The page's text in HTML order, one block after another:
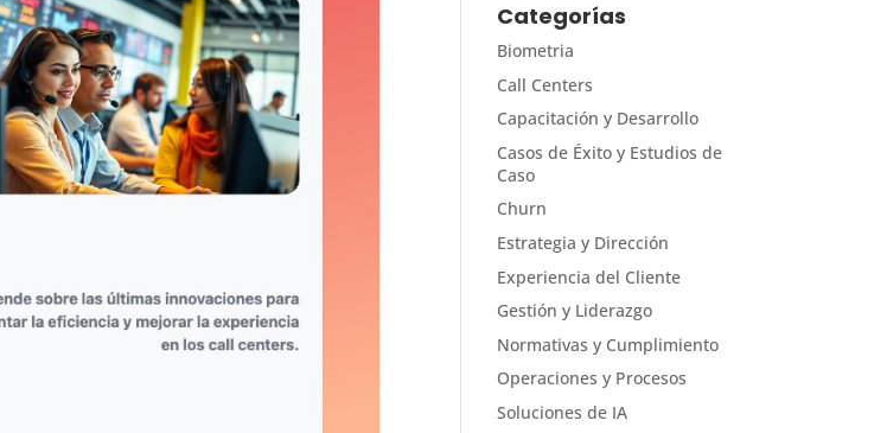
Categorías
Biometria
Call Centers
Capacitación y Desarrollo
Casos de Éxito y Estudios de
Caso
Churn
Estrategia y Dirección
Experiencia del Cliente
Gestión y Liderazgo
Normativas y Cumplimiento
Operaciones y Procesos
Soluciones de IA